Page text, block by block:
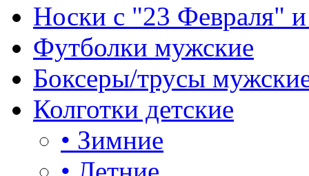
Носки с "23 Февраля"
Футболки мужские
Боксеры/трусы
Колготки детские
• Зимние